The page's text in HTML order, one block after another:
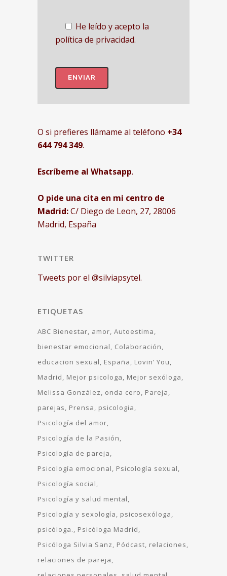
He leído y acepto la
política de privacidad.
O si prefieres llámame al teléfono +34
644 794 349.
Escríbeme al Whatsapp.
O pide una cita en mi centro de
Madrid:C/ Diego de Leon, 27, 28006
Madrid, España
TWITTER
Tweets por el @silviapsytel.
ETIQUETAS
ABC Bienestar amor Autoestima
bienestar emocional
Colaboración
educacion sexual
España
Lovin’ You
Madrid
Mejor psicologa
Mejor sexóloga
Melissa González
onda cero
Pareja
parejas
Prensa
psicologia
Psicología del amor
Psicología de la Pasión
Psicología de pareja
Psicología emocional
Psicología sexual
Psicología social
Psicología y salud mental
Psicología y sexología
psicosexóloga
psicóloga.
Psicóloga Madrid
Psicóloga Silvia Sanz
Pódcast relaciones
relaciones de pareja